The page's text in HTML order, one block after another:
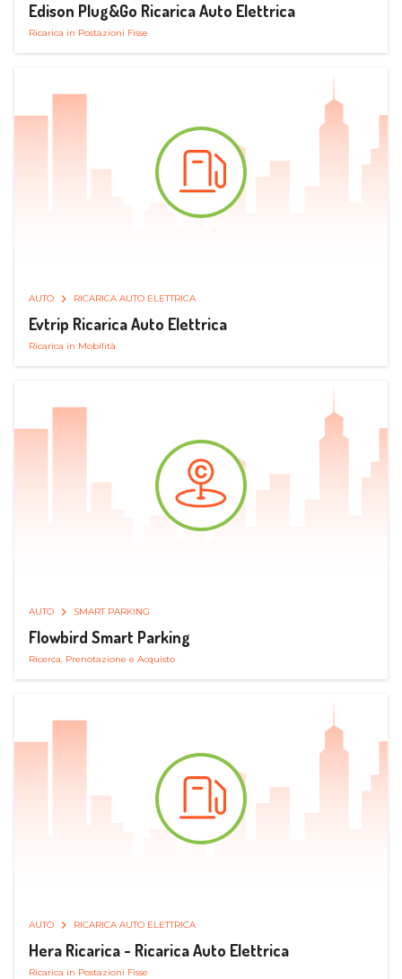
Edison Plug&Go Ricarica Auto Elettrica
Ricarica in Postazioni Fisse
AUTO RICARICA AUTO ELETTRICA
Evtrip Ricarica Auto Elettrica
Ricarica in Mobilità
AUTO SMART PARKING
Flowbird Smart Parking
Ricerca, Prenotazione e Acquisto
AUTO RICARICA AUTO ELETTRICA
Hera Ricarica - Ricarica Auto Elettrica
Ricarica in Postazioni Fisse